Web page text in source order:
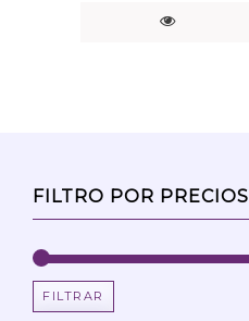
FILTRO POR PRECIOS
FILTRAR